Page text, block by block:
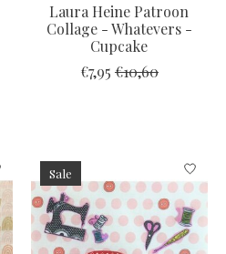
Laura Heine Patroon
Collage - Whatevers -
Cupcake
€7,95 €10,60
Sale